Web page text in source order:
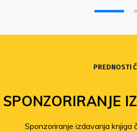
PREDNOSTI
SPONZORIRANJE
Sponzoriranje izdavanja knjiga